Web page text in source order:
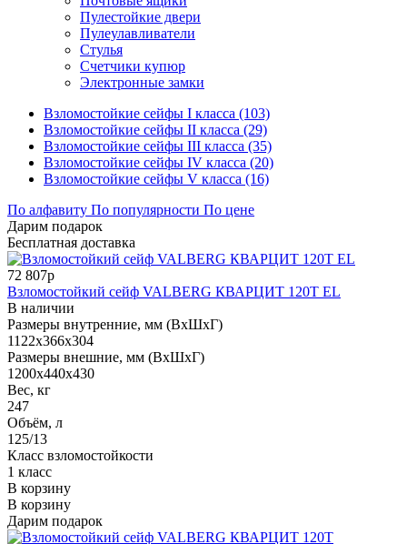
Пулестойкие двери
Пулеулавливатели
Стулья
Счетчики купюр
Электронные замки
Взломостойкие сейфы I класса (103)
Взломостойкие сейфы II класса (29)
Взломостойкие сейфы III класса (35)
Взломостойкие сейфы IV класса (20)
Взломостойкие сейфы V класса (16)
По алфавиту По популярности По цене
Дарим подарок
Бесплатная доставка
72 807р
Взломостойкий сейф VALBERG КВАРЦИТ 120Т EL
В наличии
Размеры внутренние, мм (ВхШхГ)
1122x366x304
Размеры внешние, мм (ВхШхГ)
1200x440x430
Вес, кг
247
Объём, л
125/13
Класс взломостойкости
1 класс
В корзину
В корзину
Дарим подарок